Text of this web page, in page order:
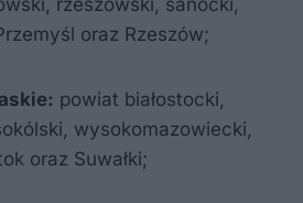
rzeszowski, sanocki,
oraz Rzeszów;
powiat białostocki,
wysokomazowiecki,
oraz Suwałki;